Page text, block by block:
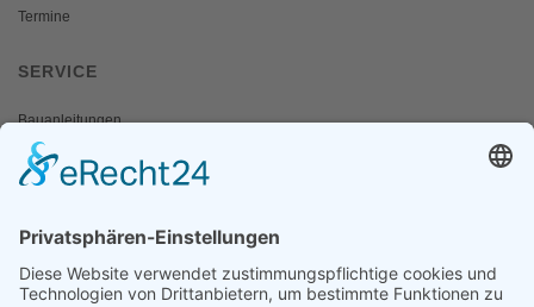
Termine
SERVICE
Bauanleitungen
Schulangebote
Shop
MEDIEN & PRESSE
Informationsfalter